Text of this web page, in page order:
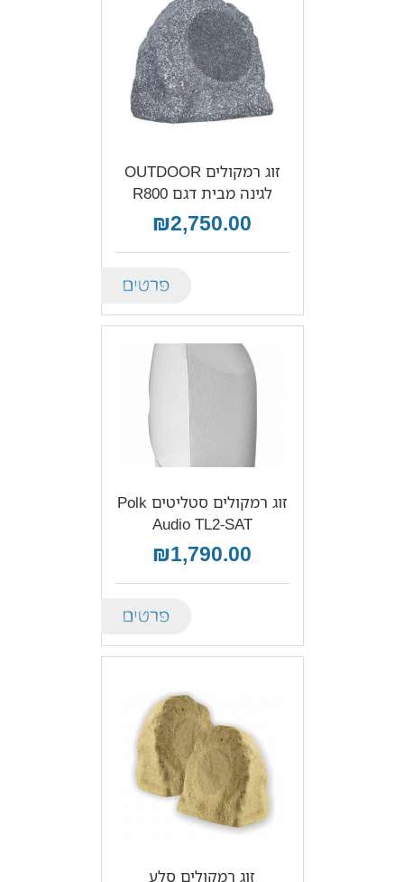
זוג רמקולים OUTDOOR
לגינה מבית דגם R800
₪2,750.00
זוג רמקולים סטליטים Polk
Audio TL2-SAT
₪1,790.00
זוג רמקולים סלע